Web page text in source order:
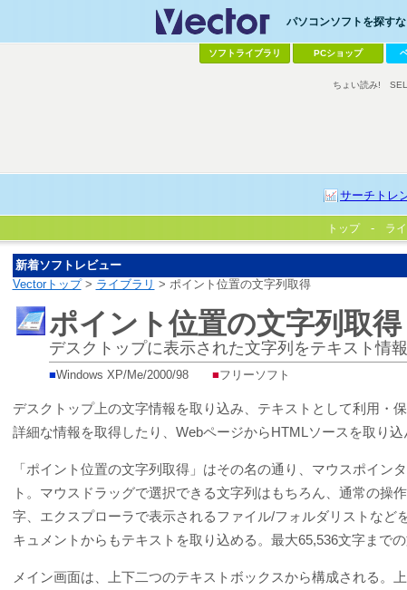
パソコンソフトを探す
ソフトライブラリ PCショップ
サーチトレ
ちょい読み!
トップ ラ
新着ソフトレビュー
Vectorトップ> ライブラリ > ポイント位置の文字列取得
ポイント位置の文字列取得
デスクトップに表示された文字列をテキスト情
■Windows XP/Me/2000/98 ■フリーソフト
デスクトップ上の文字情報を取り込み、テキストとして利用・
詳細な情報を取得したり、WebページからHTMLソースを取り込
「ポイント位置の文字列取得」はその名の通り、マウスポイ
ト。マウスドラッグで選択できる文字列はもちろん、通常の操
字、エクスプローラで表示されるファイル/フォルダリストなど
キュメントからもテキストを取り込める。最大65,536文字までの
メイン画面は、上下二つのテキストボックスから構成される。